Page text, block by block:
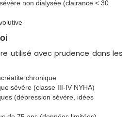
non dialysée (clairance < 30
utilisé avec prudence dans les
chronique
sévère (classe III-IV NYHA)
(dépression sévère, idées